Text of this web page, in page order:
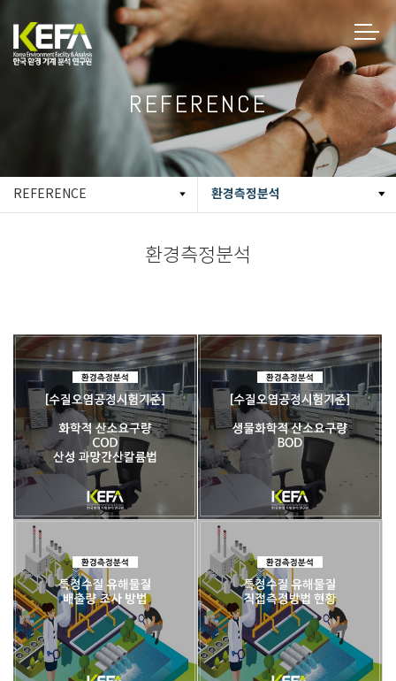
REFERENCE
REFERENCE 환경측정분석
환경측정분석